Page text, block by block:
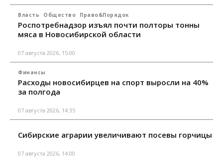
Власть Общество Право&Порядок
Роспотребнадзор изъял почти полторы тонны
мяса в Новосибирской области
07 августа 2026, 15:00
Финансы
Расходы новосибирцев на спорт выросли на 40%
за полгода
07 августа 2026, 14:35
Сибирские аграрии увеличивают посевы горчицы
07 августа 2026, 14:00